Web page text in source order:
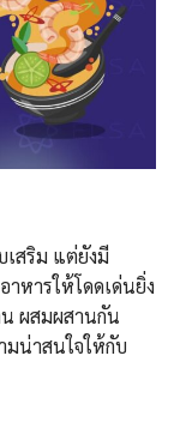
เสริม แต่ยังมี
หารให้โดดเด่นยิ่ง
น ผสมผสานกัน
มน่าสนใจให้กับ